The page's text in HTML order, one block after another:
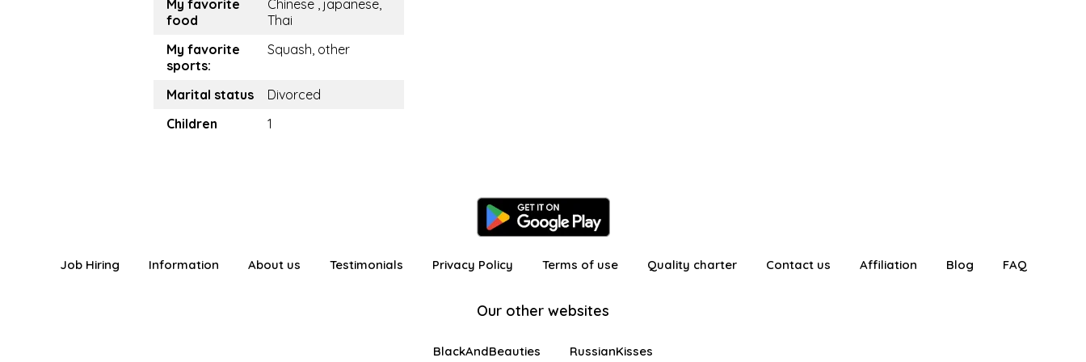
My favorite
food
Chinese , japanese,
Thai
My favorite
sports:
Squash, other
Marital status
Divorced
Children
1
Job Hiring Information About us Testimonials Privacy Policy Terms of use Quality charter Contact us Affiliation Blog FAQ
Our other websites
BlackAndBeauties RussianKisses